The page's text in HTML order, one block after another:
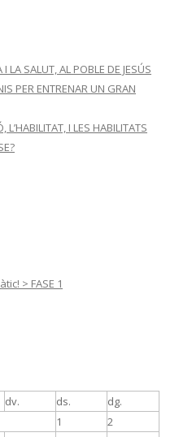
LA SALUT, AL POBLE DE JESÚS
PER ENTRENAR UN GRAN
L’HABILITAT, I LES HABILITATS
> FASE 1
dv. ds. dg.
1
2